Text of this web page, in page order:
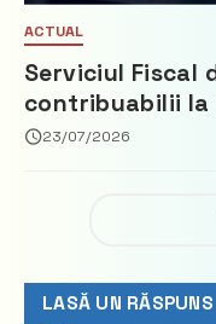
ACTUAL
Serviciul Fiscal
contribuabilii
privind calculul
23/07/2026
LASĂ UN RĂSPUNS